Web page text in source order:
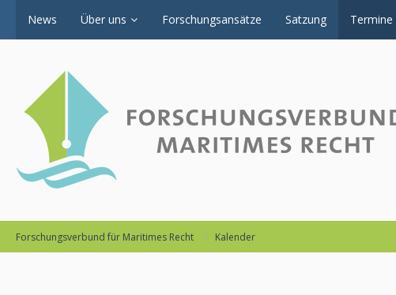
News Über uns Forschungsansätze Satzung Termine
Forschungsverbund für Maritimes Recht Kalender